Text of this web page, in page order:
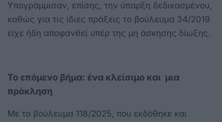
Υπογράμμισαν, επίσης, την ύπαρξη δεδικασμένου,
καθώς για τις ίδιες πράξεις το βούλευμα 34/2019
είχε ήδη αποφανθεί υπέρ της μη άσκησης δίωξης.
Το επόμενο βήμα: ένα κλείσιμο και μια
πρόκληση
Με το βούλευμα 118/2025, που εκδόθηκε και